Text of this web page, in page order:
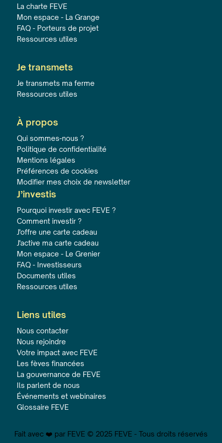
La charte FEVE
Mon espace - La Grange
FAQ - Porteurs de projet
Ressources utiles
Je transmets
Je transmets ma ferme
Ressources utiles
À propos
Qui sommes-nous ?
Politique de confidentialité
Mentions légales
Préférences de cookies
Modifier mes choix de newsletter
J’investis
Pourquoi investir avec FEVE ?
Comment investir ?
J'offre une carte cadeau
J'active ma carte cadeau
Mon espace - Le Grenier
FAQ - Investisseurs
Documents utiles
Ressources utiles
Liens utiles
Nous contacter
Nous rejoindre
Votre impact avec FEVE
Les fèves financées
La gouvernance de FEVE
Ils parlent de nous
Événements et webinaires
Glossaire FEVE
Fait avec ❤️ par FEVE © 2025 FEVE - Tous droits réservés